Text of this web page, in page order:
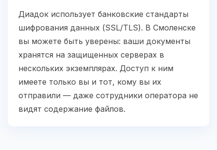
Диадок использует банковские стандарты
шифрования данных (SSL/TLS). В Смоленске
вы можете быть уверены: ваши документы
хранятся на защищенных серверах в
нескольких экземплярах. Доступ к ним
имеете только вы и тот, кому вы их
отправили — даже сотрудники оператора не
видят содержание файлов.